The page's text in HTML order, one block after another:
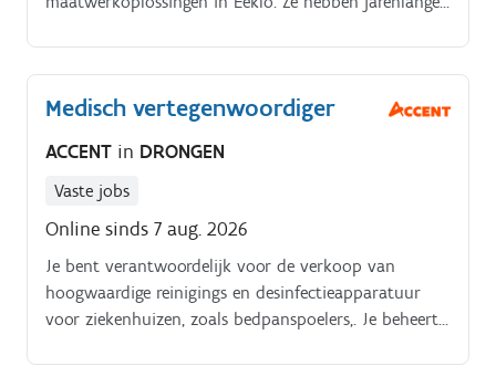
winkels zoals bakkerijen, slagerijen, maar ook voor
kaashandels, viswinkels, traiteurzaken, horeca of
hotels.
Medisch vertegenwoordiger
ACCENT in DRONGEN
Vaste jobs
Online sinds 7 aug. 2026
Je bent verantwoordelijk voor de verkoop van
hoogwaardige reinigings en desinfectieapparatuur
voor ziekenhuizen, zoals bedpanspoelers,. Je beheert